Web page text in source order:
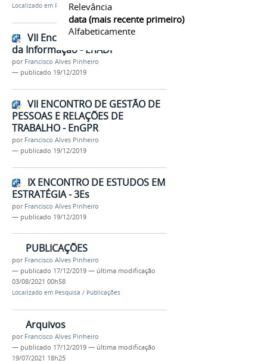
Relevância
data (mais recente primeiro)
Alfabeticamente
Localizado em Pesquisa /Publicações
VII Encontro de Administração
da Informação - EnADI
por Francisco Alves Pinheiro
— publicado 19/12/2019
VII ENCONTRO DE GESTÃO DE
PESSOAS E RELAÇÕES DE
TRABALHO - EnGPR
por Francisco Alves Pinheiro
— publicado 19/12/2019
IX ENCONTRO DE ESTUDOS EM
ESTRATÉGIA - 3Es
por Francisco Alves Pinheiro
— publicado 19/12/2019
PUBLICAÇÕES
por Francisco Alves Pinheiro
— publicado 17/12/2019 — última modificação
03/08/2021 00h58
Localizado em Pesquisa / Publicações
Arquivos
por Francisco Alves Pinheiro
— publicado 17/12/2019 — última modificação
19/07/2021 18h25